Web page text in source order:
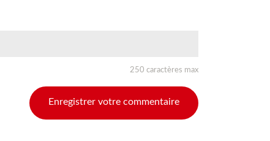
250 caractères max
Enregistrer votre commentaire